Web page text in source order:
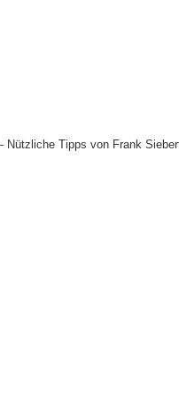
Nützliche Tipps von Frank